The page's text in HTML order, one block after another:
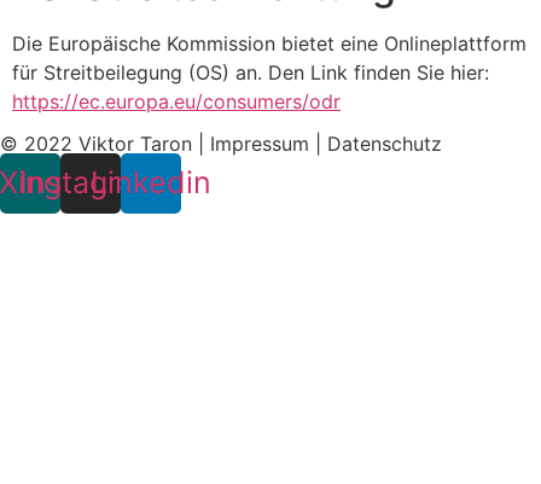
Die Europäische Kommission bietet eine Onlineplattform
für Streitbeilegung (OS) an. Den Link finden Sie hier:
https://ec.europa.eu/consumers/odr
© 2022 Viktor Taron | Impressum Datenschutz
Xing
Instagram
Linkedin